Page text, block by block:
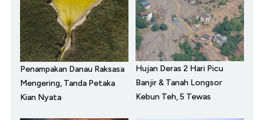
Penampakan Danau Raksasa
Mengering, Tanda Petaka
Kian Nyata
Hujan Deras 2 Hari Picu
Banjir & Tanah Longsor
Kebun Teh, 5 Tewas